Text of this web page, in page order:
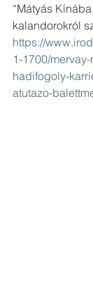
“Mátyás
kalandorokról
https://
1-1700/
hadifogoly-
atutazo-